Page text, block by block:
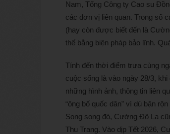
Nam, Tổng Công ty Cao su
các đơn vị liên quan. Trong số
(hay còn được biết đến là
thế bằng biện pháp bảo lĩnh.
Tính đến thời điểm trưa cùng
cuộc sống là vào ngày 28/3,
những hình ảnh, thông tin liên
“ông bố quốc dân” vì dù bận
Song song đó, Cường Đô La
Thu Trang. Vào dịp Tết 2026,